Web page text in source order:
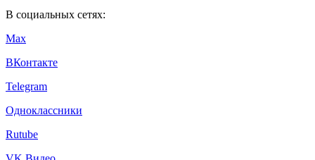
В социальных сетях:
Max
ВКонтакте
Telegram
Одноклассники
Rutube